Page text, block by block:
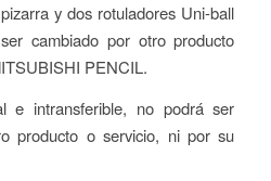
y dos rotuladores Uni-ball
cambiado por otro producto
PENCIL.
e intransferible, no podrá ser
producto o servicio, ni por su